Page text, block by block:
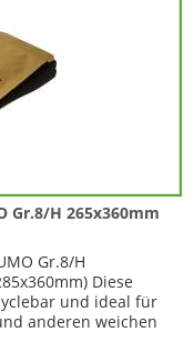
Gr.8/H 265x360mm
Gr.8/H
Diese
und ideal für
anderen weichen